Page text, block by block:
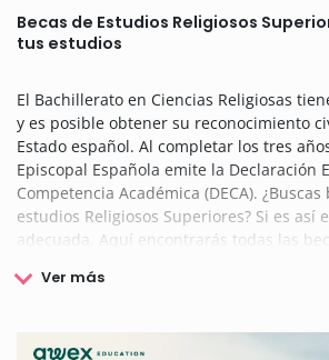
Becas de Estudios Religiosos
tus estudios
El Bachillerato en Ciencias Religiosas
y es posible obtener su reconocimiento
Estado español. Al completar los tres
Episcopal Española emite la Declaración
Competencia Académica (DECA).
estudios Religiosos Superiores? Si es así
adecuada. Aquí encontrarás todas las